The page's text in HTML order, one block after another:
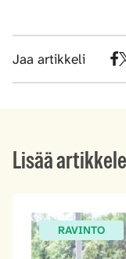
Jaa artikkeli
Lisää
RAVINTO